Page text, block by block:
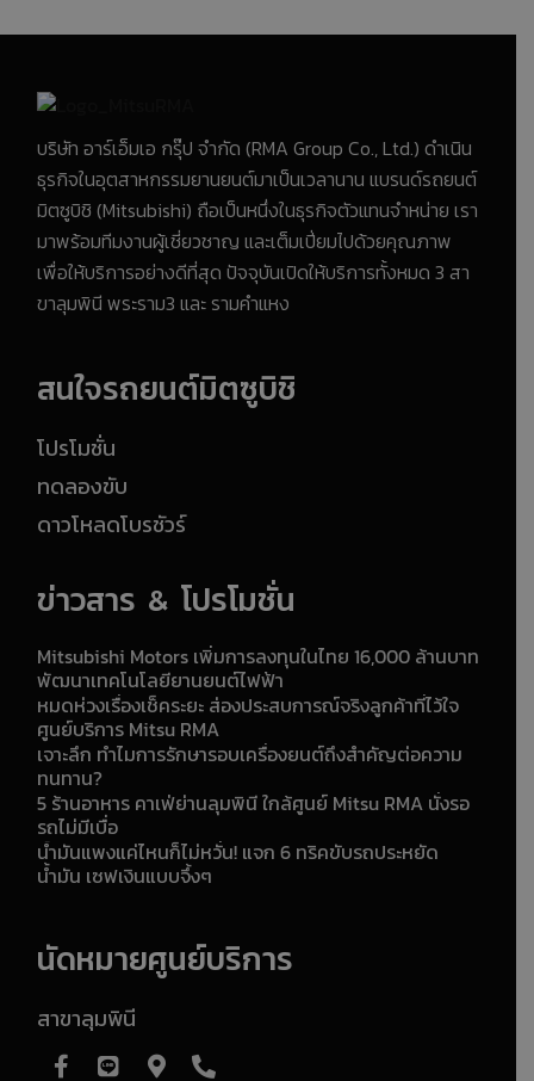
บริษัท อาร์เอ็มเอ กรุ๊ป จำกัด (RMA Group Co., Ltd.) ดำเนิน
ธุรกิจในอุตสาหกรรมยานยนต์มาเป็นเวลานาน แบรนด์รถยนต์
มิตซูบิชิ (Mitsubishi) ถือเป็นหนึ่งในธุรกิจตัวแทนจำหน่าย เรา
มาพร้อมทีมงานผู้เชี่ยวชาญ และเต็มเปี่ยมไปด้วยคุณภาพ
เพื่อให้บริการอย่างดีที่สุด ปัจจุบันเปิดให้บริการทั้งหมด 3 สา
ขาลุมพินี พระราม3 และ รามคำแหง
สนใจรถยนต์มิตซูบิชิ
โปรโมชั่น
ทดลองขับ
ดาวโหลดโบรชัวร์
ข่าวสาร & โปรโมชั่น
Mitsubishi Motors เพิ่มการลงทุนในไทย 16,000 ล้านบาท
พัฒนาเทคโนโลยียานยนต์ไฟฟ้า
หมดห่วงเรื่องเช็คระยะ ส่องประสบการณ์จริงลูกค้าที่ไว้ใจ
ศูนย์บริการ Mitsu RMA
เจาะลึก ทำไมการรักษารอบเครื่องยนต์ถึงสำคัญต่อความ
ทนทาน?
5 ร้านอาหาร คาเฟ่ย่านลุมพินี ใกล้ศูนย์ Mitsu RMA นั่งรอ
รถไม่มีเบื่อ
น้ำมันแพงแค่ไหนก็ไม่หวั่น! แจก 6 ทริคขับรถประหยัด
น้ำมัน เซฟเงินแบบจึ้งๆ
นัดหมายศูนย์บริการ
สาขาลุมพินี